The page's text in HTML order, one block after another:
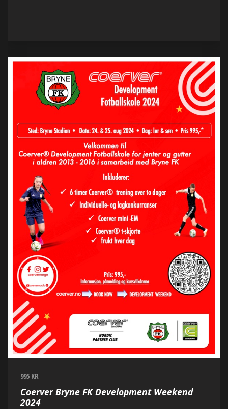
995 KR
Coerver Bryne FK Development Weekend
2024